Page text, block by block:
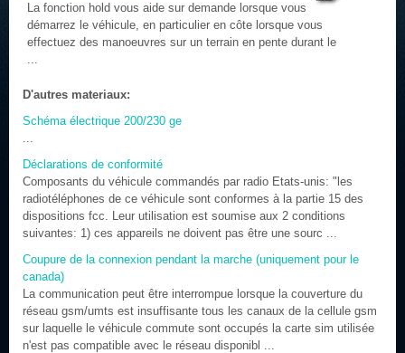
La fonction hold vous aide sur demande lorsque vous
démarrez le véhicule, en particulier en côte lorsque vous
effectuez des manoeuvres sur un terrain en pente durant le
...
D'autres materiaux:
Schéma électrique 200/230 ge
...
Déclarations de conformité
Composants du véhicule commandés par radio Etats-unis: "les
radiotéléphones de ce véhicule sont conformes à la partie 15 des
dispositions fcc. Leur utilisation est soumise aux 2 conditions
suivantes: 1) ces appareils ne doivent pas être une sourc ...
Coupure de la connexion pendant la marche (uniquement pour le
canada)
La communication peut être interrompue lorsque la couverture du
réseau gsm/umts est insuffisante tous les canaux de la cellule gsm
sur laquelle le véhicule commute sont occupés la carte sim utilisée
n'est pas compatible avec le réseau disponibl ...